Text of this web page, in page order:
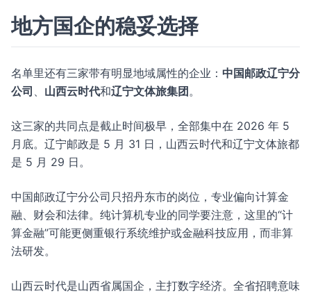
地方国企的稳妥选择
名单里还有三家带有明显地域属性的企业： 中国邮政辽宁分
公司 、 山西云时代和辽宁文体旅集团 。
这三家的共同点是截止时间极早，全部集中在 2026 年 5
月底。辽宁邮政是 5 月 31 日，山西云时代和辽宁文体旅都
是 5 月 29 日。
中国邮政辽宁分公司只招丹东市的岗位，专业偏向计算金
融、财会和法律。纯计算机专业的同学要注意，这里的“计
算金融”可能更侧重银行系统维护或金融科技应用，而非算
法研发。
山西云时代是山西省属国企，主打数字经济。全省招聘意味